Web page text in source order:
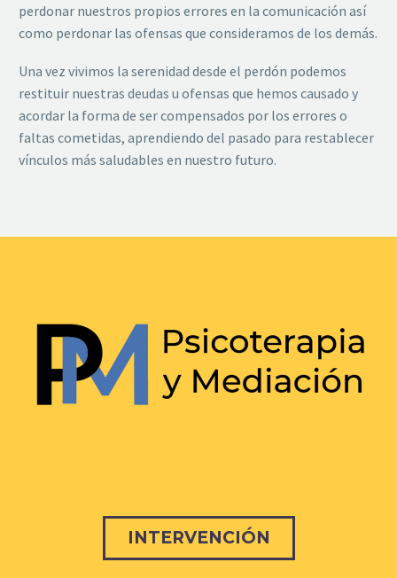
perdonar nuestros propios errores en la comunicación así
como perdonar las ofensas que consideramos de los demás.
Una vez vivimos la serenidad desde el perdón podemos
restituir nuestras deudas u ofensas que hemos causado y
acordar la forma de ser compensados por los errores o
faltas cometidas, aprendiendo del pasado para restablecer
vínculos más saludables en nuestro futuro.
INTERVENCIÓN